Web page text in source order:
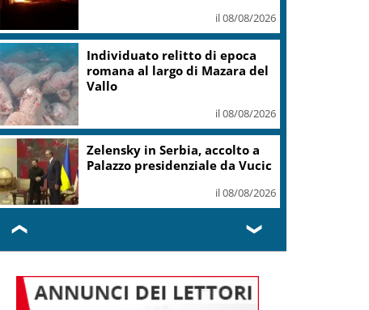
il 08/08/2026
Individuato relitto di epoca
romana al largo di Mazara del
Vallo
il 08/08/2026
Zelensky in Serbia, accolto a
Palazzo presidenziale da Vucic
il 08/08/2026
❮ ❯